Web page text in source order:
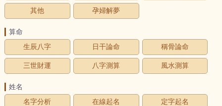
其他 孕婦解夢
算命
生辰八字
日干論命 稱骨論命
三世財運 八字測算 風水測算
姓名
名字分析
在線起名 定字起名